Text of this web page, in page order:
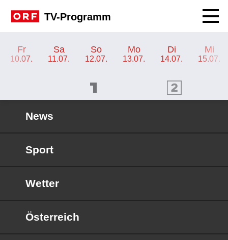
TV-Programm
Fr
10.07.
Sa
11.07.
So
12.07.
Mo
13.07.
Di
14.07.
Mi
15.07.
ORF 2 Programm
News
Sport
Wetter
Österreich